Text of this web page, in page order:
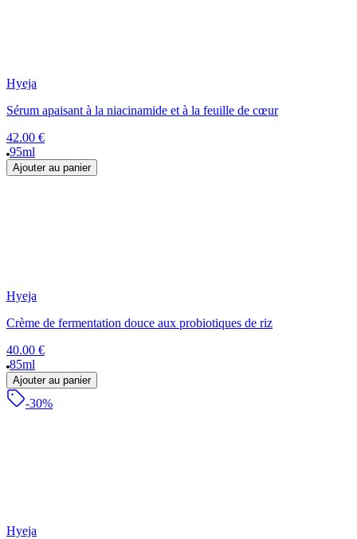
Hyeja
Sérum apaisant à la niacinamide et à la feuille de cœur
42.00 €
95ml
Ajouter au panier
Hyeja
Crème de fermentation douce aux probiotiques de riz
40.00 €
85ml
Ajouter au panier
-30%
Hyeja